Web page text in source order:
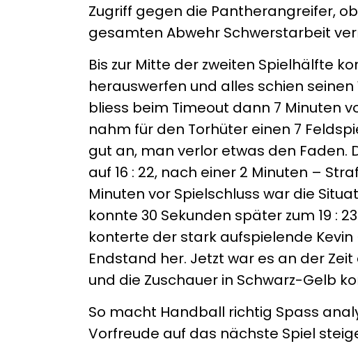
Zugriff gegen die Pantherangreifer,
gesamten Abwehr Schwerstarbeit
Bis zur Mitte der zweiten Spielhälfte
herauswerfen und alles schien
bliess beim Timeout dann 7 Minuten
nahm für den Torhüter einen 7
gut an, man verlor etwas den Faden.
auf 16 : 22, nach einer 2 Minuten –
Minuten vor Spielschluss war die
konnte 30 Sekunden später zum 19 :
konterte der stark aufspielende
Endstand her. Jetzt war es an der
und die Zuschauer in Schwarz-Gelb
So macht Handball richtig Spass
Vorfreude auf das nächste Spiel